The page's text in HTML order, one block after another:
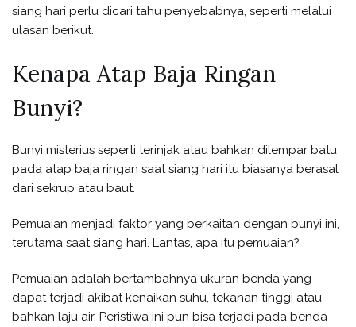
siang hari perlu dicari tahu penyebabnya, seperti melalui
ulasan berikut.
Kenapa Atap Baja Ringan
Bunyi?
Bunyi misterius seperti terinjak atau bahkan dilempar batu
pada atap baja ringan saat siang hari itu biasanya berasal
dari sekrup atau baut.
Pemuaian menjadi faktor yang berkaitan dengan bunyi ini,
terutama saat siang hari. Lantas, apa itu pemuaian?
Pemuaian adalah bertambahnya ukuran benda yang
dapat terjadi akibat kenaikan suhu, tekanan tinggi atau
bahkan laju air. Peristiwa ini pun bisa terjadi pada benda